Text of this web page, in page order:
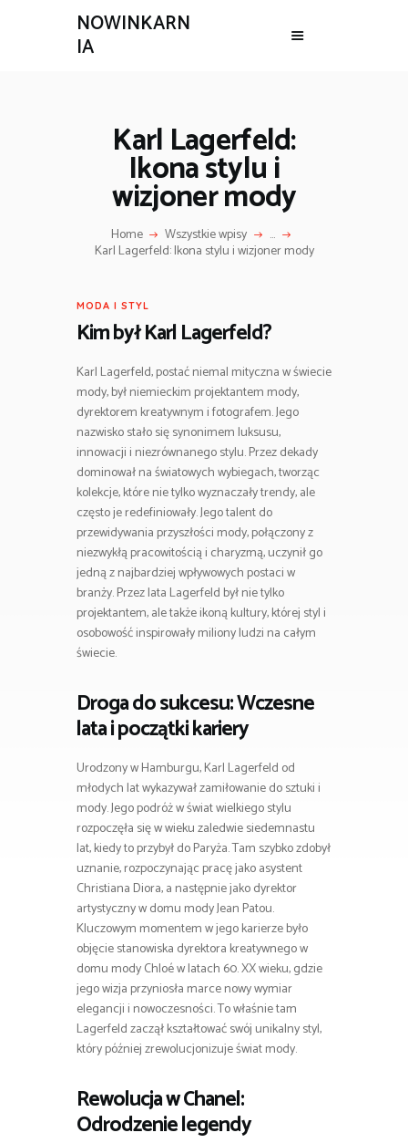
NOWINKARN
IA
Karl Lagerfeld:
Ikona stylu i
wizjoner mody
Home Wszystkie wpisy ...
Karl Lagerfeld: Ikona stylu i wizjoner mody
MODA I STYL
Kim był Karl Lagerfeld?
Karl Lagerfeld, postać niemal mityczna w świecie
mody, był niemieckim projektantem mody,
dyrektorem kreatywnym i fotografem. Jego
nazwisko stało się synonimem luksusu,
innowacji i niezrównanego stylu. Przez dekady
dominował na światowych wybiegach, tworząc
kolekcje, które nie tylko wyznaczały trendy, ale
często je redefiniowały. Jego talent do
przewidywania przyszłości mody, połączony z
niezwykłą pracowitością i charyzmą, uczynił go
jedną z najbardziej wpływowych postaci w
branży. Przez lata Lagerfeld był nie tylko
projektantem, ale także ikoną kultury, której styl i
osobowość inspirowały miliony ludzi na całym
świecie.
Droga do sukcesu: Wczesne
lata i początki kariery
Urodzony w Hamburgu, Karl Lagerfeld od
młodych lat wykazywał zamiłowanie do sztuki i
mody. Jego podróż w świat wielkiego stylu
rozpoczęła się w wieku zaledwie siedemnastu
lat, kiedy to przybył do Paryża. Tam szybko zdobył
uznanie, rozpoczynając pracę jako asystent
Christiana Diora, a następnie jako dyrektor
artystyczny w domu mody Jean Patou.
Kluczowym momentem w jego karierze było
objęcie stanowiska dyrektora kreatywnego w
domu mody Chloé w latach 60. XX wieku, gdzie
jego wizja przyniosła marce nowy wymiar
elegancji i nowoczesności. To właśnie tam
Lagerfeld zaczął kształtować swój unikalny styl,
który później zrewolucjonizuje świat mody.
Rewolucja w Chanel:
Odrodzenie legendy